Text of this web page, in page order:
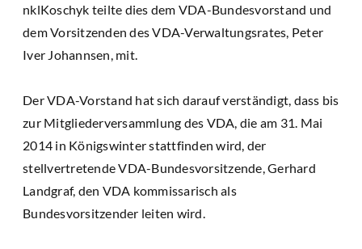
nklKoschyk teilte dies dem VDA-Bundesvorstand und
dem Vorsitzenden des VDA-Verwaltungsrates, Peter
Iver Johannsen, mit.
Der VDA-Vorstand hat sich darauf verständigt, dass bis
zur Mitgliederversammlung des VDA, die am 31. Mai
2014 in Königswinter stattfinden wird, der
stellvertretende VDA-Bundesvorsitzende, Gerhard
Landgraf, den VDA kommissarisch als
Bundesvorsitzender leiten wird.